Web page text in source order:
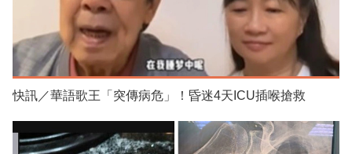
快訊／華語歌王「突傳病危」！昏迷4天ICU插喉搶救